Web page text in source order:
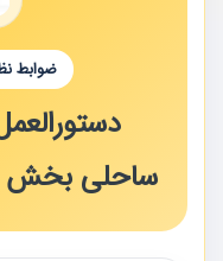
ضوابط
ساحلی بخش